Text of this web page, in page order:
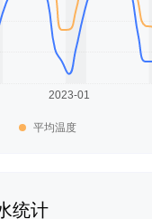
平均温度
统计